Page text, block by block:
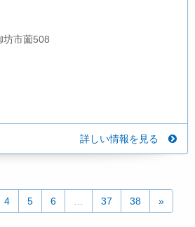
坊市薗508
詳しい情報を見る
4 5 6 37 38 »